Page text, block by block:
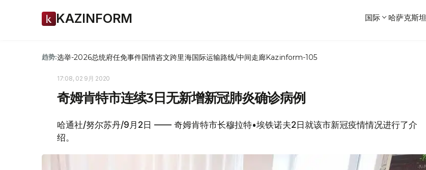
KAZINFORM 国际 哈萨克斯坦
趋势:选举-2026总统府任免事件国情咨文跨里海国际运输路线/中间走廊Kazinform-105
17:08, 02 9月 2020
奇姆肯特市连续3日无新增新冠肺炎确诊病例
哈通社/努尔苏丹/9月2日 —— 奇姆肯特市长穆拉特•埃铁诺夫2日就该市新冠疫情情况进行了介
绍。